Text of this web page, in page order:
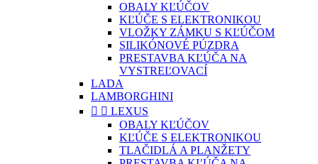
OBALY KĽÚČOV
KĽÚČE S ELEKTRONIKOU
VLOŽKY ZÁMKU S KĽÚČOM
SILIKÓNOVÉ PÚZDRA
PRESTAVBA KĽÚČA NA
VYSTREĽOVACÍ
LADA
LAMBORGHINI
  LEXUS
OBALY KĽÚČOV
KĽÚČE S ELEKTRONIKOU
TLAČIDLÁ A PLANŽETY